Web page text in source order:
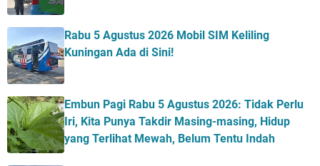
Rabu 5 Agustus 2026 Mobil SIM Keliling
Kuningan Ada di Sini!
Embun Pagi Rabu 5 Agustus 2026: Tidak Perlu
Iri, Kita Punya Takdir Masing-masing, Hidup
yang Terlihat Mewah, Belum Tentu Indah